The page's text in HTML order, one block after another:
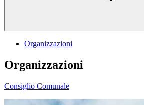
Organizzazioni
Organizzazioni
Consiglio Comunale